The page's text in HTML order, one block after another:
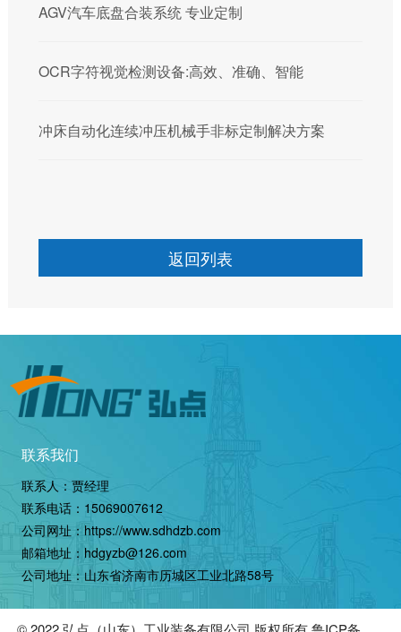
AGV汽车底盘合装系统 专业定制
OCR字符视觉检测设备:高效、准确、智能
冲床自动化连续冲压机械手非标定制解决方案
返回列表
联系我们
联系人：贾经理
联系电话： 15069007612
公司网址： https://www.sdhdzb.com
邮箱地址：hdgyzb@126.com
公司地址：山东省济南市历城区工业北路58号